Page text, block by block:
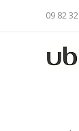
09 82